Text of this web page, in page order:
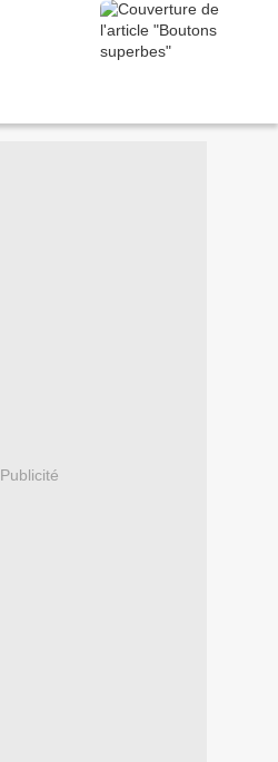
Publicité